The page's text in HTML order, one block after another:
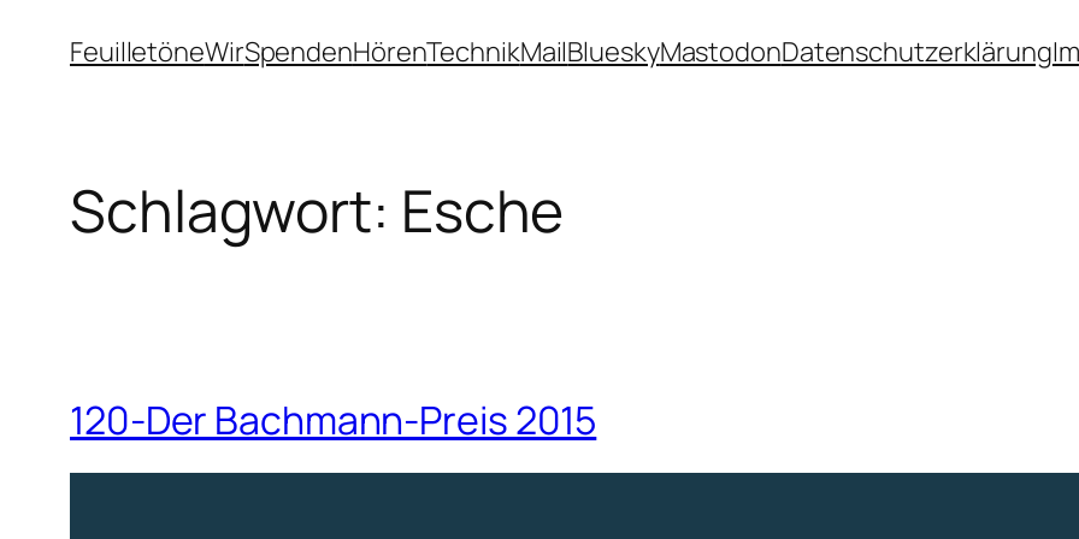
InhaltFeuilletöneWirSpendenHörenTechnikMailBlueskyMastodonDatenschutzerklärung
Schlagwort: Esche
120-Der Bachmann-Preis 2015